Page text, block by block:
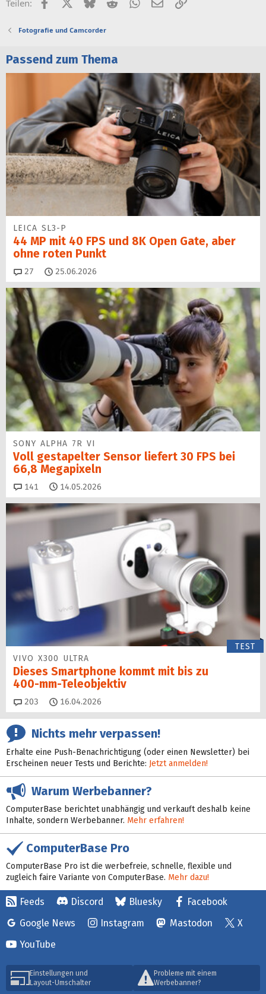
Teilen:
Fotografie und Camcorder
Passend zum Thema
LEICA SL3-P
44 MP mit 40 FPS und 8K Open Gate, aber
ohne roten Punkt
27 Kommentare
25.06.2026
SONY ALPHA 7R VI
Voll gestapelter Sensor liefert 30 FPS bei
66,8 Megapixeln
141 Kommentare
14.05.2026
TEST
VIVO X300 ULTRA
Dieses Smartphone kommt mit bis zu
400‑mm‑Teleobjektiv
203 Kommentare
16.04.2026
Nichts mehr verpassen!
Erhalte eine Push-Benachrichtigung (oder einen Newsletter) bei
Erscheinen neuer Tests und Berichte: Jetzt anmelden!
Warum Werbebanner?
ComputerBase berichtet unabhängig und verkauft deshalb keine
Inhalte, sondern Werbebanner. Mehr erfahren!
ComputerBase Pro
ComputerBase Pro ist die werbefreie, schnelle, flexible und
zugleich faire Variante von ComputerBase. Mehr dazu!
Feeds Discord Bluesky
Facebook
Google News
Instagram Mastodon
X
YouTube
Einstellungen und
Layout-Umschalter
Probleme mit einem
Werbebanner?